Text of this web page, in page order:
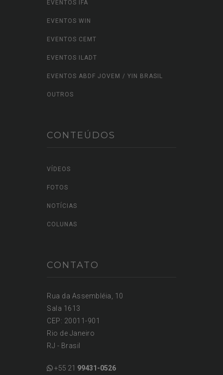
EVENTOS IFA
EVENTOS WIN
EVENTOS CEMT
EVENTOS ILADT
EVENTOS ABDF JOVEM / YIN BRASIL
OUTROS
CONTEÚDOS
VÍDEOS
FOTOS
NOTÍCIAS
COLUNAS
CONTATO
Rua da Assembléia, 10
Sala 1613
CEP: 20011-901
Rio de Janeiro
RJ - Brasil
+55 21 99431-0526